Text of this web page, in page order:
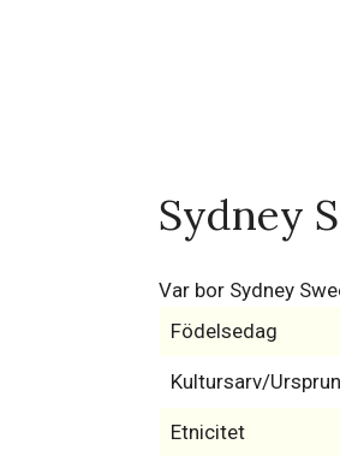
Sydney
Var bor Sydney
Födelsedag
Kultursarv/
Etnicitet